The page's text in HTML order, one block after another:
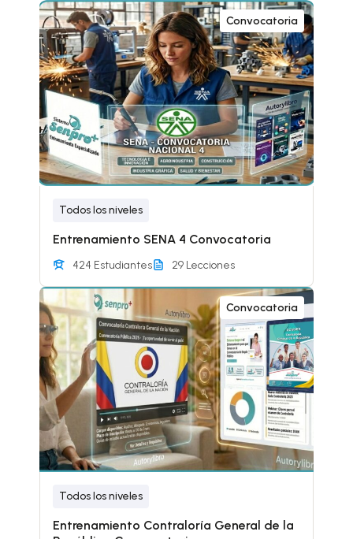
Convocatoria
Todos los niveles
Entrenamiento SENA 4 Convocatoria
424 Estudiantes 29 Lecciones
Convocatoria
Todos los niveles
Entrenamiento Contraloría General de la